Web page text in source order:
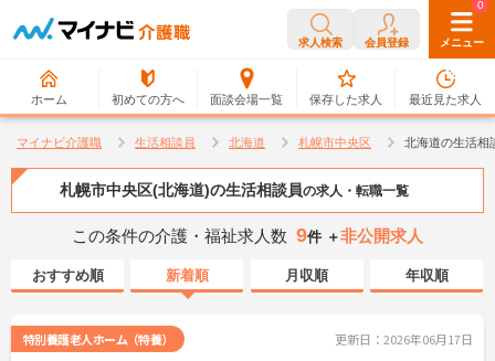
求人検索 会員登録 メニュー
ホーム 初めての方へ 面談会場一覧
0
保存した求人
0
最近見た求人
マイナビ介護職 生活相談員 北海道 札幌市中央区 北海道の生活相
札幌市中央区(北海道)の生活相談員の求人・転職一覧
この条件の介護・福祉求人数 9件 ＋非公開求人
おすすめ順 新着順 月収順 年収順
特別養護老人ホーム（特養） 更新日：2026年06月17日